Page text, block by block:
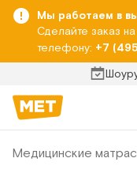
Мы работаем в
Сделайте заказ
телефону: +7
Медицинские